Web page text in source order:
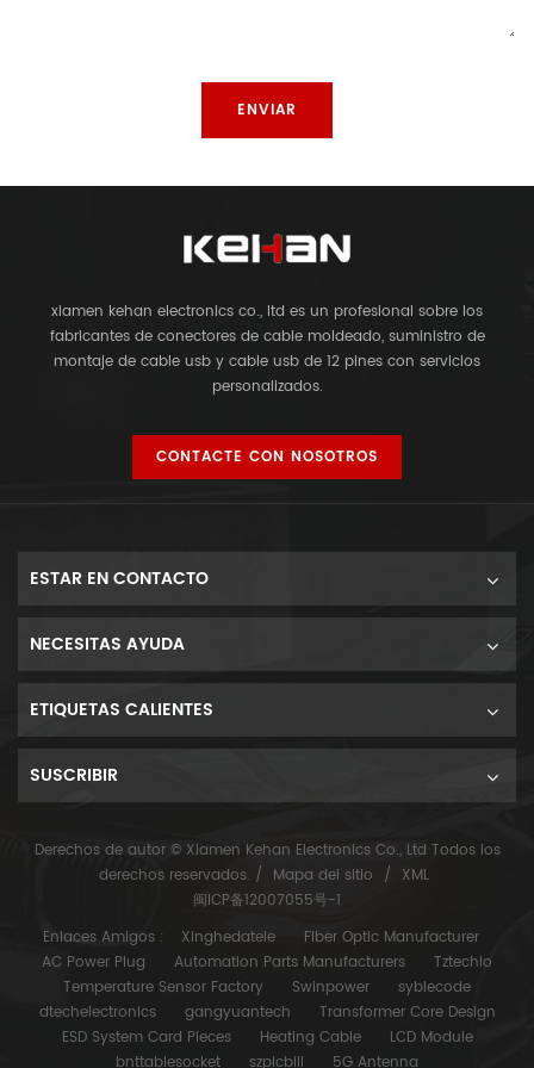
xiamen kehan electronics co., ltd es un profesional sobre los
fabricantes de conectores de cable moldeado, suministro de
montaje de cable usb y cable usb de 12 pines con servicios
personalizados.
CONTACTE CON NOSOTROS
ESTAR EN CONTACTO
NECESITAS AYUDA
ETIQUETAS CALIENTES
SUSCRIBIR
Derechos de autor © Xiamen Kehan Electronics Co., Ltd Todos los
derechos reservados. / Mapa del sitio / XML
闽ICP备12007055号-1
Enlaces Amigos :
Xinghedatele
Fiber Optic Manufacturer
AC Power Plug
Automation Parts Manufacturers
Tztechio
Temperature Sensor Factory
Swinpower
syblecode
dtechelectronics
gangyuantech
Transformer Core Design
ESD System Card Pieces
Heating Cable
LCD Module
bnttablesocket
szpicbill 5G Antenna